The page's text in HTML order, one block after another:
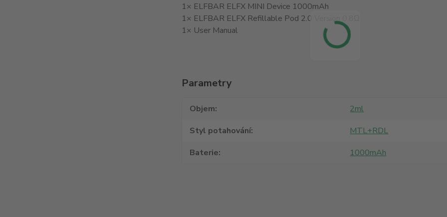
1× ELFBAR ELFX MINI Device 1000mAh
1× ELFBAR ELFX Refillable Pod 2.0 Version 0.8Ω
1× User Manual
Parametry
Objem
2ml
Styl potahování
MTL+RDL
Baterie
1000mAh